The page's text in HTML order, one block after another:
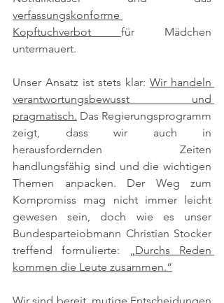
verfassungskonforme
Kopftuchverbot für Mädchen
untermauert.
Unser Ansatz ist stets klar: Wir handeln
verantwortungsbewusst und
pragmatisch. Das Regierungsprogramm
zeigt, dass wir auch in
herausfordernden Zeiten
handlungsfähig sind und die wichtigen
Themen anpacken. Der Weg zum
Kompromiss mag nicht immer leicht
gewesen sein, doch wie es unser
Bundesparteiobmann Christian Stocker
treffend formulierte:
„Durchs Reden
kommen die Leute zusammen.“